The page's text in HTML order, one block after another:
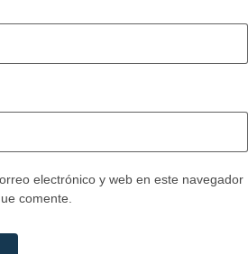
electrónico y web en este navegador
comente.